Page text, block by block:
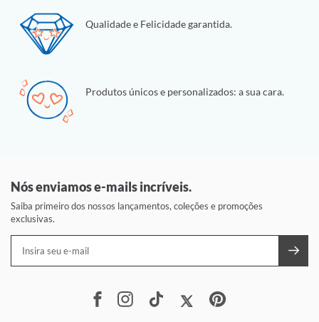
Qualidade e Felicidade garantida.
Produtos únicos e personalizados: a sua cara.
Nós enviamos e-mails incríveis.
Saiba primeiro dos nossos lançamentos, coleções e promoções
exclusivas.